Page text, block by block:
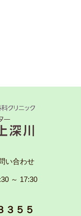
い合わせ
～ 17:30
３５５